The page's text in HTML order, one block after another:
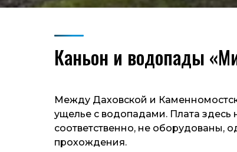
Каньон и водопады
Между Даховской и
ущелье с водопадами. Плата здесь
соответственно, не оборудованы,
прохождения.